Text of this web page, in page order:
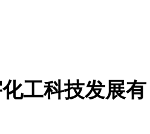
工科技发展有